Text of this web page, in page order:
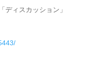
ディスカッション」